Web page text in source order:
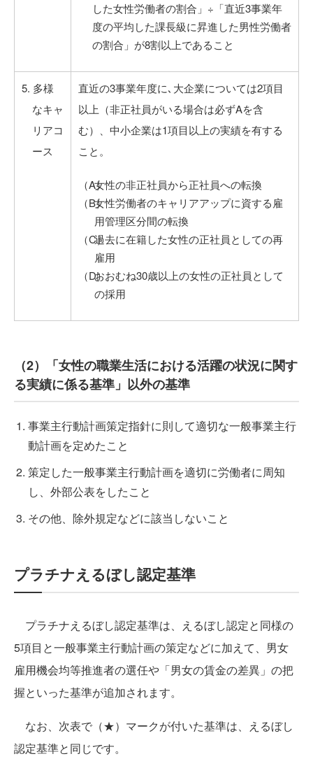
した女性労働者の割合」÷「直近3事業年
度の平均した課長級に昇進した男性労働者
の割合」が8割以上であること
5. 多様
なキャ
リアコ
ース
直近の3事業年度に､大企業については2項目
以上（非正社員がいる場合は必ずAを含
む）、中小企業は1項目以上の実績を有する
こと。
女性の非正社員から正社員への転換
女性労働者のキャリアアップに資する雇
用管理区分間の転換
過去に在籍した女性の正社員としての再
雇用
おおむね30歳以上の女性の正社員として
の採用
（2）「女性の職業生活における活躍の状況に関す
る実績に係る基準」以外の基準
事業主行動計画策定指針に則して適切な一般事業主行
動計画を定めたこと
策定した一般事業主行動計画を適切に労働者に周知
し、外部公表をしたこと
その他、除外規定などに該当しないこと
プラチナえるぼし認定基準
プラチナえるぼし認定基準は、えるぼし認定と同様の
5項目と一般事業主行動計画の策定などに加えて、男女
雇用機会均等推進者の選任や「男女の賃金の差異」の把
握といった基準が追加されます。
なお、次表で（★）マークが付いた基準は、えるぼし
認定基準と同じです。